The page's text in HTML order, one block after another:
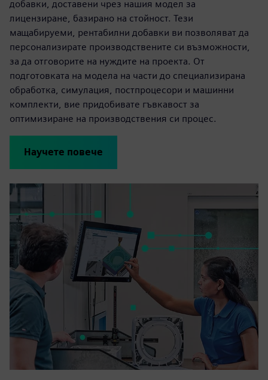
добавки, доставени чрез нашия модел за
лицензиране, базирано на стойност. Тези
мащабируеми, рентабилни добавки ви позволяват да
персонализирате производствените си възможности,
за да отговорите на нуждите на проекта. От
подготовката на модела на части до специализирана
обработка, симулация, постпроцесори и машинни
комплекти, вие придобивате гъвкавост за
оптимизиране на производствения си процес.
Научете повече